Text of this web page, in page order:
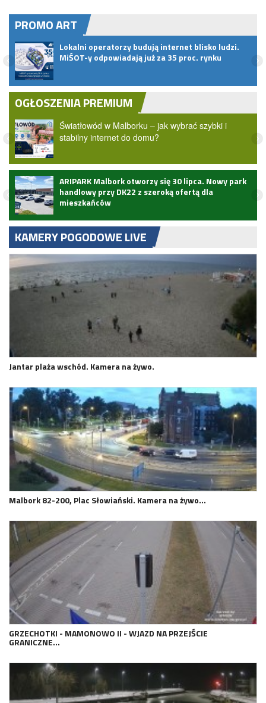
PROMO ART
Lokalni operatorzy budują internet blisko ludzi.
MiŚOT-y odpowiadają już za 35 proc. rynku
OGŁOSZENIA PREMIUM
Światłowód w Malborku – jak wybrać szybki i
stabilny internet do domu?
ARIPARK Malbork otworzy się 30 lipca. Nowy park
handlowy przy DK22 z szeroką ofertą dla
mieszkańców
KAMERY POGODOWE LIVE
Jantar plaża wschód. Kamera na żywo.
Malbork 82-200, Plac Słowiański. Kamera na żywo…
GRZECHOTKI - MAMONOWO II - WJAZD NA PRZEJŚCIE
GRANICZNE…